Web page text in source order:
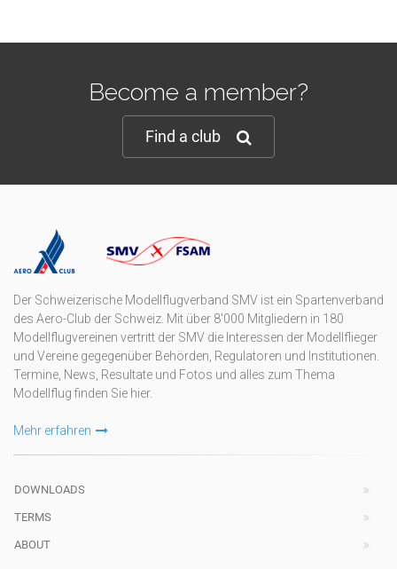
Become a member?
Find a club
Der Schweizerische Modellflugverband SMV ist ein Spartenverband
des Aero-Club der Schweiz. Mit über 8'000 Mitgliedern in 180
Modellflugvereinen vertritt der SMV die Interessen der Modellflieger
und Vereine gegegenüber Behörden, Regulatoren und Institutionen.
Termine, News, Resultate und Fotos und alles zum Thema
Modellflug finden Sie hier.
Mehr erfahren
DOWNLOADS
TERMS
ABOUT